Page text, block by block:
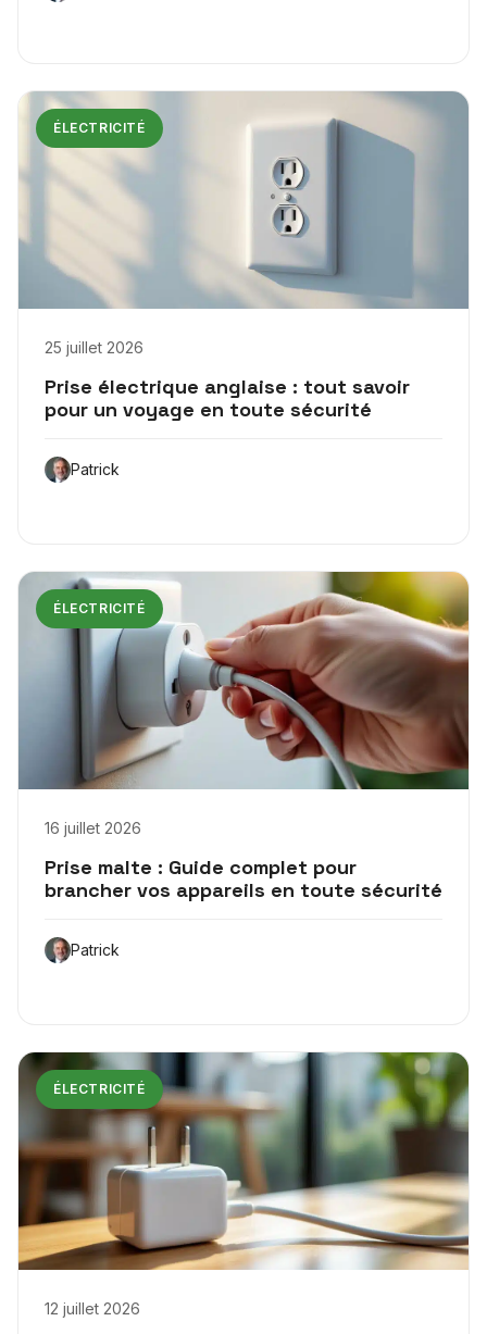
ÉLECTRICITÉ
25 juillet 2026
Prise électrique anglaise : tout savoir
pour un voyage en toute sécurité
Patrick
ÉLECTRICITÉ
16 juillet 2026
Prise malte : Guide complet pour
brancher vos appareils en toute sécurité
Patrick
ÉLECTRICITÉ
12 juillet 2026